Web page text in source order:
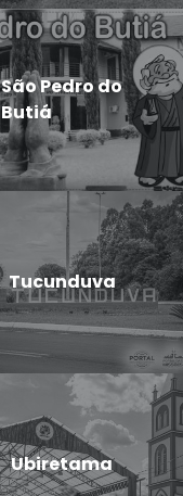
São Pedro do
Butiá
Tucunduva
Ubiretama